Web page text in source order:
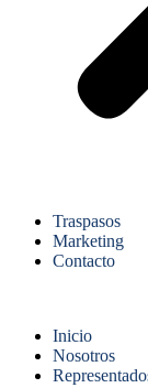
Traspasos
Marketing
Contacto
Inicio
Nosotros